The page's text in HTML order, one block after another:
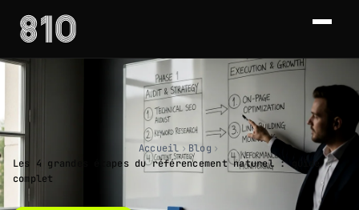
Accueil › Blog ›
Les 4 grandes étapes du référencement naturel : guide
complet